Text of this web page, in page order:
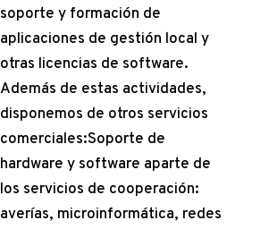
soporte y formación de
aplicaciones de gestión local y
otras licencias de software.
Además de estas actividades,
disponemos de otros servicios
comerciales:Soporte de
hardware y software aparte de
los servicios de cooperación:
averías, microinformática, redes